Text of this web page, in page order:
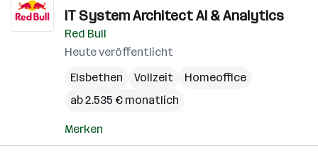
IT System Architect AI & Analytics
Red Bull
Heute veröffentlicht
Elsbethen
Vollzeit
Homeoffice
ab 2.535 € monatlich
Merken